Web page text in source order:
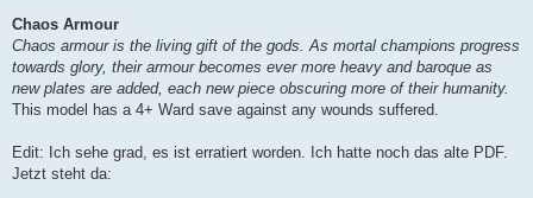
Chaos Armour
Chaos armour is the living gift of the gods. As mortal champions progress
towards glory, their armour becomes ever more heavy and baroque as
new plates are added, each new piece obscuring more of their humanity.
This model has a 4+ Ward save against any wounds suffered.
Edit: Ich sehe grad, es ist erratiert worden. Ich hatte noch das alte PDF.
Jetzt steht da: